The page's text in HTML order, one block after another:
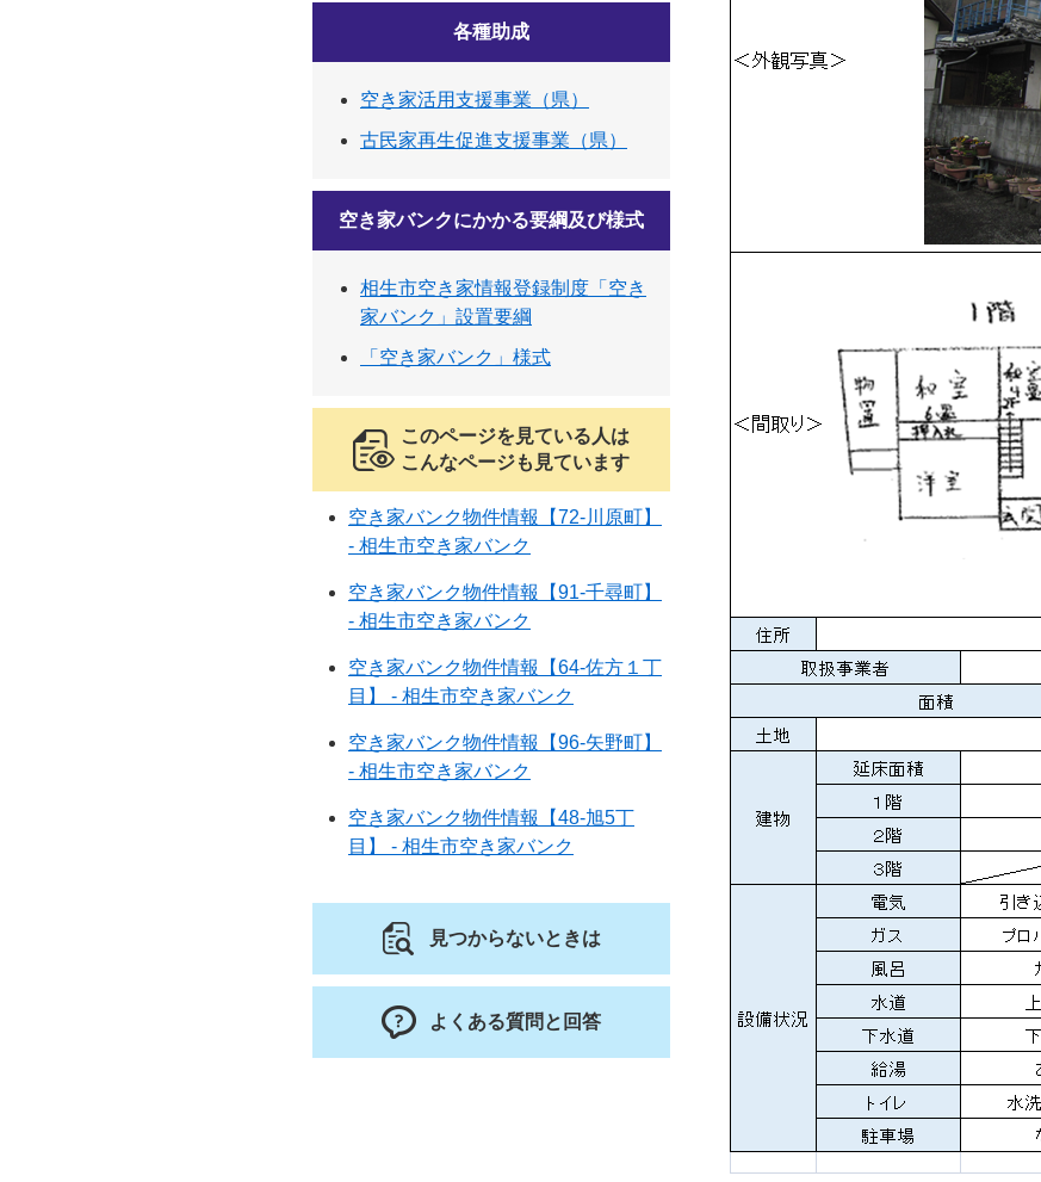
各種助成
空き家活用支援事業（県）
古民家再生促進支援事業（県）
空き家バンクにかかる要綱及び様式
相生市空き家情報登録制度「空き
家バンク」設置要綱
「空き家バンク」様式
このページを見ている人は
こんなページも見ています
空き家バンク物件情報【72-川原町】
- 相生市空き家バンク
空き家バンク物件情報【91-千尋町】
- 相生市空き家バンク
空き家バンク物件情報【64-佐方１丁
目】 - 相生市空き家バンク
空き家バンク物件情報【96-矢野町】
- 相生市空き家バンク
空き家バンク物件情報【48-旭5丁
目】 - 相生市空き家バンク
見つからないときは
よくある質問と回答